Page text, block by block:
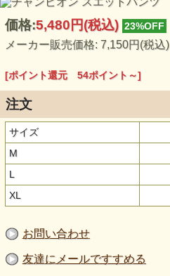
価格:5,480円(税込) 23%OFF
メーカー販売価格: 7,150円(税込)
[ポイント還元 54ポイント～]
注文
サイズ
M
L
XL
お問い合わせ
友達にメールですすめる